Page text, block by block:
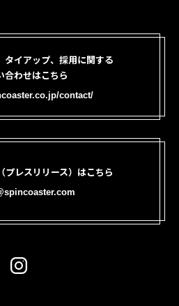
タイアップ、採用に関する
合わせはこちら
contact/
プレスリリース）はこちら